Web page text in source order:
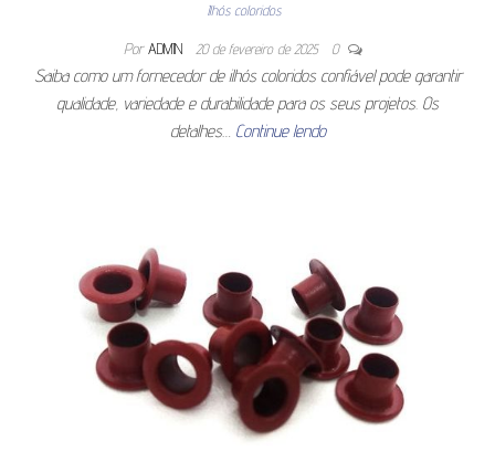
Ilhós coloridos
Por ADMIN 20 de fevereiro de 2025 0
Saiba como um fornecedor de ilhós coloridos confiável pode garantir
qualidade, variedade e durabilidade para os seus projetos. Os
detalhes… Continue lendo